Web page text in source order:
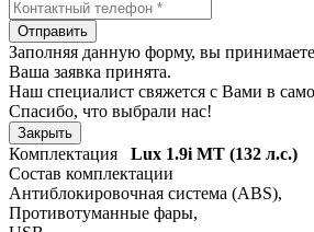
Отправить
Заполняя данную форму, вы
Ваша заявка принята.
Наш специалист свяжется с Вами в
Спасибо, что выбрали нас!
Закрыть
Комплектация Lux 1.9i MT (132 л.с.)
Состав комплектации
Антиблокировочная система (ABS),
Противотуманные фары,